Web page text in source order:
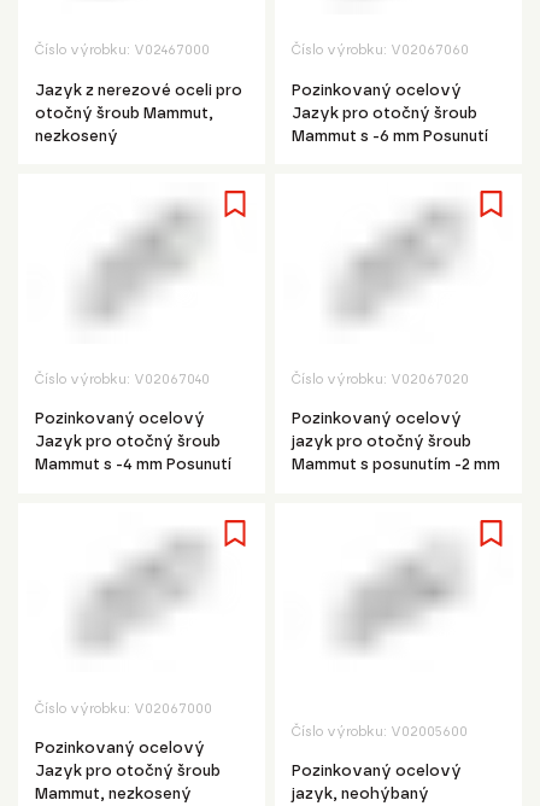
Číslo výrobku: V02467000
Jazyk z nerezové oceli pro
otočný šroub Mammut,
nezkosený
Číslo výrobku: V02067060
Pozinkovaný ocelový
Jazyk pro otočný šroub
Mammut s -6 mm Posunutí
Číslo výrobku: V02067040
Pozinkovaný ocelový
Jazyk pro otočný šroub
Mammut s -4 mm Posunutí
Číslo výrobku: V02067020
Pozinkovaný ocelový
jazyk pro otočný šroub
Mammut s posunutím -2 mm
Číslo výrobku: V02067000
Pozinkovaný ocelový
Jazyk pro otočný šroub
Mammut, nezkosený
Číslo výrobku: V02005600
Pozinkovaný ocelový
jazyk, neohýbaný